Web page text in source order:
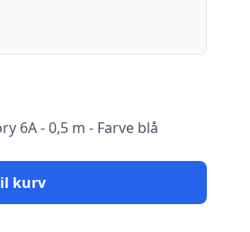
6A - 0,5 m - Farve blå
kurv